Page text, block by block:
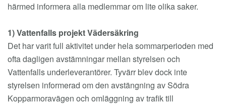
härmed informera alla medlemmar om lite olika saker.
1) Vattenfalls projekt Vädersäkring
Det har varit full aktivitet under hela sommarperioden med
ofta dagligen avstämningar mellan styrelsen och
Vattenfalls underleverantörer. Tyvärr blev dock inte
styrelsen informerad om den avstängning av Södra
Kopparmoravägen och omläggning av trafik till